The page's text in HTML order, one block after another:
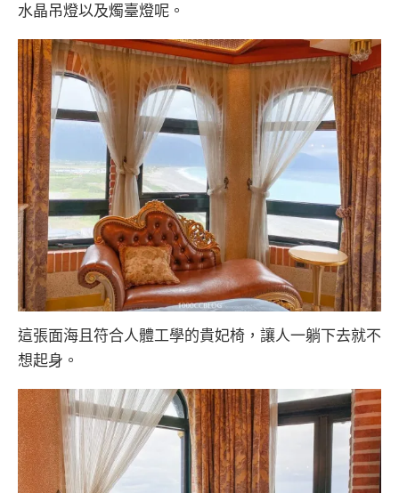
水晶吊燈以及燭臺燈呢。
這張面海且符合人體工學的貴妃椅，讓人一躺下去就不
想起身。